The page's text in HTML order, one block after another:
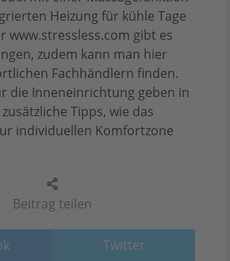
Beitrag teilen
Twitter
Heizung für kühle Tage
www.stressless.com gibt es
zudem kann man hier
Fachhändlern finden.
die Inneneinrichtung geben in
Tipps, wie das
individuellen Komfortzone